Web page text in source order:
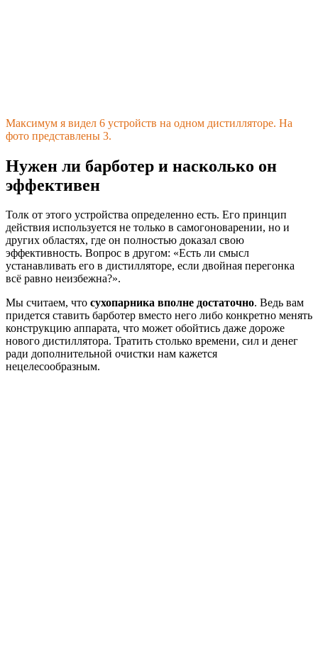
Максимум я видел 6 устройств на одном дистилляторе. На
фото представлены 3.
Нужен ли барботер и насколько он
эффективен
Толк от этого устройства определенно есть. Его принцип
действия используется не только в самогоноварении, но и
других областях, где он полностью доказал свою
эффективность. Вопрос в другом: «Есть ли смысл
устанавливать его в дистилляторе, если двойная перегонка
всё равно неизбежна?».
Мы считаем, что сухопарника вполне достаточно. Ведь вам
придется ставить барботер вместо него либо конкретно менять
конструкцию аппарата, что может обойтись даже дороже
нового дистиллятора. Тратить столько времени, сил и денег
ради дополнительной очистки нам кажется
нецелесообразным.